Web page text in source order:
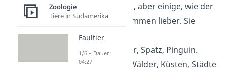
können fliegen, aber einige, wie der
Pinguin, schwimmen lieber. Sie
legen Eier.
Beispiele : Adler, Spatz, Pinguin.
Lebensraum
: Wälder, Küsten, Städte
Zoologie
Tiere in Südamerika
Faultier
1/6 – Dauer:
04:27